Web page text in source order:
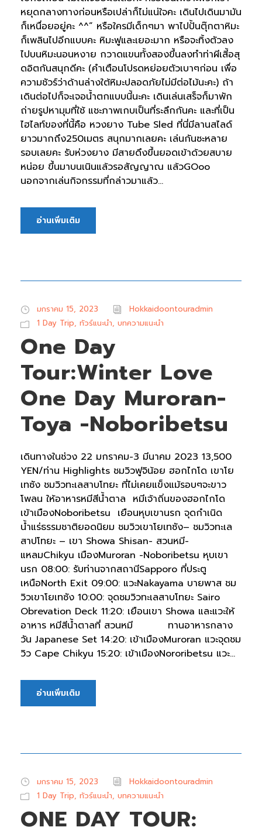
หยุดกลางทางก่อนหรือเปล่าก็ไม่แน่ใจคะ เดินไปเดินมามัน
ก็เหนื่อยอยู่คะ ^^” หรือใครมีเด็กๆมา พาไปปั้นตุ๊กตาหิมะ
ก็เพลินไปอีกแบบคะ หิมะฟูและเยอะมาก หรือจะทิ้งตัวลง
ไปบนหิมะนอนหงาย กวาดแขนทั้งสองขึ้นลงทำท่าผีเสี้อสุ
ดอิตกันสนุกดีคะ (คำเตือนโปรดหย่อยตัวเบาๆก่อน เพื่อ
ความชัวร์ว่าด้านล่างใต้หิมะปลอดภัยไม่มีต่อไม้นะคะ) ถ้า
เดินต่อไปก็จะเจอน้ำตกแบบนี้นะคะ เดินเล่นเสร็จก็มาพัก
ถ่ายรูปหามุมที่ใช้ แชะภาพเกบเป็นที่ระลึกกันคะ และที่เป็น
ไฮไลท์ของที่นี้คือ หวงยาง Tube Sled ที่นี่มีลานสไลด์
ยาวมากถึง250เมตร สนุกมากเลยคะ เล่นกันซะหลาย
รอบเลยคะ รับห่วงยาง มีสายดึงขึ้นยอดเข้าด้วยสบาย
หน่อย ขึ้นมาบนเนินแล้วรอสัญญาณ แล้วGOoo
นอกจากเล่นกิจกรรมที่กล่าวมาแล้ว...
อ่านเพิ่มเติม
มกราคม 15, 2023
Hokkaidoontouradmin
1 Day Trip, ทัวร์แนะนำ, บทความแนะนำ
One Day
Tour:Winter Love
One Day Muroran-
Toya -Noboribetsu
เดินทางในช่วง 22 มกราคม-3 มีนาคม 2023 13,500
YEN/ท่าน Highlights ชมวิวฟูจิน้อย ฮอกไกโด เขาโย
เทซัง ชมวิวทะเลสาบโทยะ ที่ไม่เคยแข็งแม้รอบๆจะขาว
โพลน ให้อาหารหมีสีน้ำตาล หมีเจ้าถิ่นของฮอกไกโด
เข้าเมืองNoboribetsu เยือนหุบเขานรก จุดกำเนิด
น้ำแร่ธรรมชาติยอดนิยม ชมวิวเขาโยเทซัง– ชมวิวทะเล
สาปโทยะ – เขา Showa Shisan- สวนหมี-
แหลมChikyu เมืองMuroran -Noboribetsu หุบเขา
นรก 08:00: รับท่านจากสถานีSapporo ที่ประตู
เหนือNorth Exit 09:00: แวะNakayama บายพาส ชม
วิวเขาโยเทซัง 10:00: จุดชมวิวทะเลสาบโทยะ Sairo
Obrevation Deck 11:20: เยือนเขา Showa และแวะให้
อาหาร หมีสีน้ำตาลที่ สวนหมี ทานอาหารกลาง
วัน Japanese Set 14:20: เข้าเมืองMuroran แวะจุดชม
วิว Cape Chikyu 15:20: เข้าเมืองNororibetsu แวะ...
อ่านเพิ่มเติม
มกราคม 15, 2023
Hokkaidoontouradmin
1 Day Trip, ทัวร์แนะนำ, บทความแนะนำ
ONE DAY TOUR: